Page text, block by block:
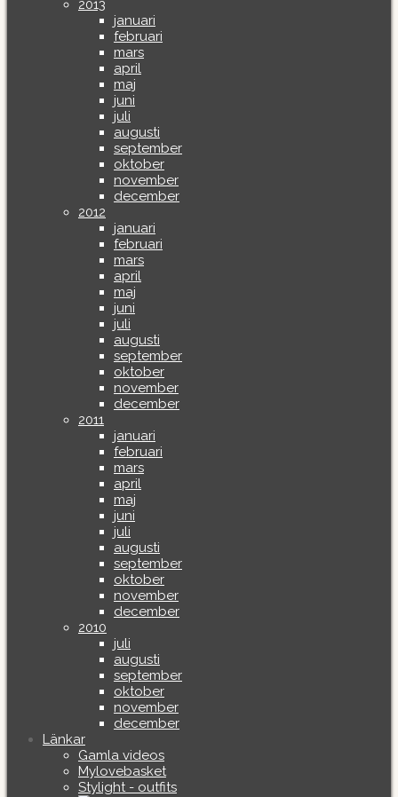
2013
januari
februari
mars
april
maj
juni
juli
augusti
september
oktober
november
december
2012
januari
februari
mars
april
maj
juni
juli
augusti
september
oktober
november
december
2011
januari
februari
mars
april
maj
juni
juli
augusti
september
oktober
november
december
2010
juli
augusti
september
oktober
november
december
Länkar
Gamla videos
Mylovebasket
Stylight - outfits